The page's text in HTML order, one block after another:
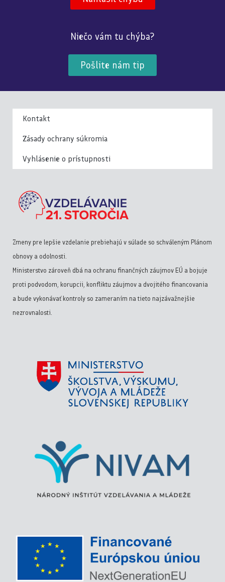
Niečo vám tu chýba?
Pošlite nám tip
Kontakt
Zásady ochrany súkromia
Vyhlásenie o prístupnosti
Zmeny pre lepšie vzdelanie prebiehajú v súlade so schváleným Plánom
obnovy a odolnosti.
Ministerstvo zároveň dbá na ochranu finančných záujmov EÚ a bojuje
proti podvodom, korupcii, konfliktu záujmov a dvojitého financovania
a bude vykonávať kontroly so zameraním na tieto najzávažnejšie
nezrovnalosti.